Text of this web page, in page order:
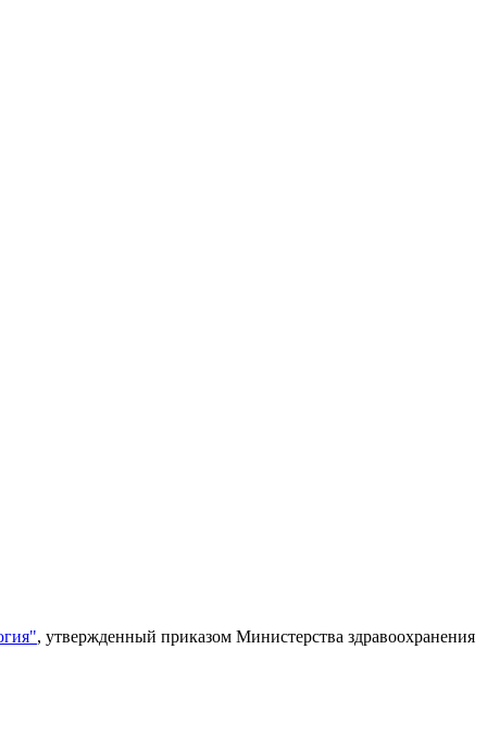
, утвержденный приказом Министерства здравоохранения